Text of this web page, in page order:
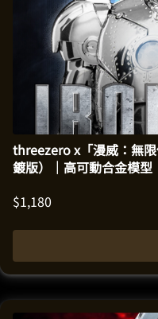
threezero x「漫威：無
鍍版）｜高可動合金模型
$1,180